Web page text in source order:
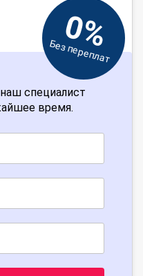
0%
Без переплат
специалист
время.